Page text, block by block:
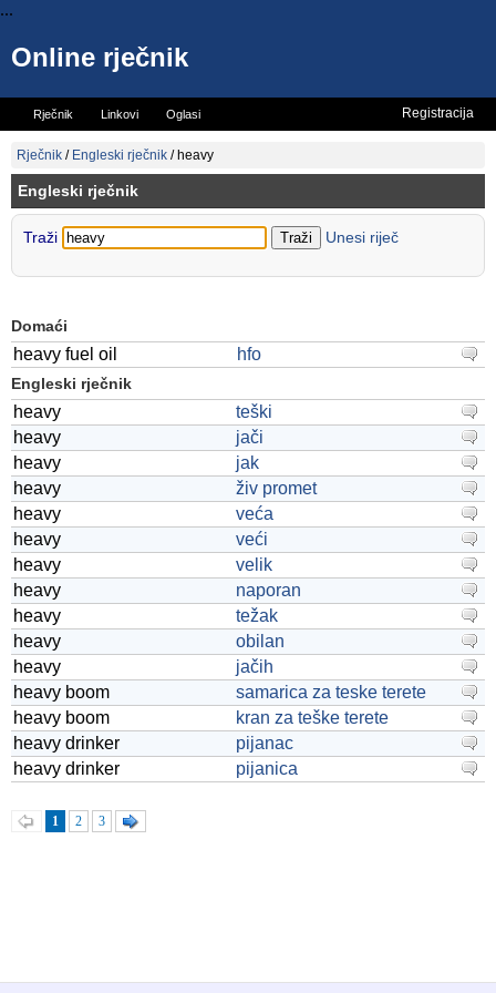
...
Online rječnik
Rječnik Linkovi Oglasi
Vicevi Mini rječnik
Registracija
Rječnik / Engleski rječnik / heavy
Engleski rječnik
Traži Unesi riječ
Domaći
heavy fuel oil hfo
Engleski rječnik
heavy
teški
heavy
jači
heavy
jak
heavy
živ promet
heavy
veća
heavy
veći
heavy
velik
heavy
naporan
heavy
težak
heavy
obilan
heavy
jačih
heavy boom
samarica za teske terete
heavy boom
kran za teške terete
heavy drinker
pijanac
heavy drinker
pijanica
1 2 3